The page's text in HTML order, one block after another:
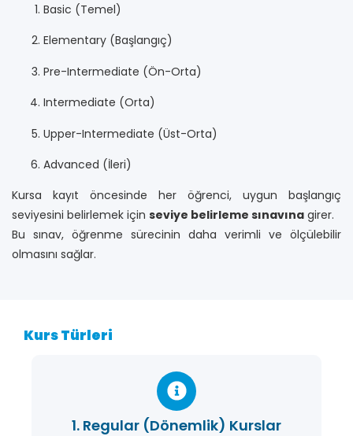
Basic (Temel)
Elementary (Başlangıç)
Pre-Intermediate (Ön-Orta)
Intermediate (Orta)
Upper-Intermediate (Üst-Orta)
Advanced (İleri)
Kursa kayıt öncesinde her öğrenci, uygun başlangıç
seviyesini belirlemek için seviye belirleme sınavına girer.
Bu sınav, öğrenme sürecinin daha verimli ve ölçülebilir
olmasını sağlar.
Kurs Türleri
1. Regular (Dönemlik) Kurslar